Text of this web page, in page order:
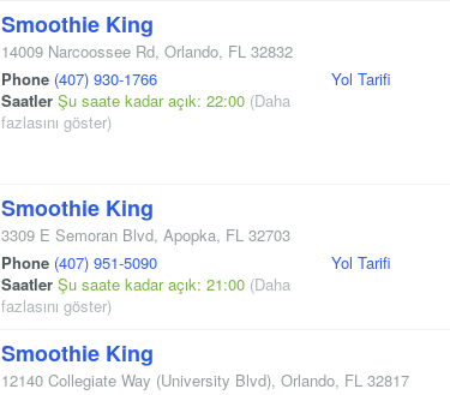
Smoothie King
14009 Narcoossee Rd, Orlando, FL 32832
Phone (407) 930-1766
Saatler Şu saate kadar açık: 22:00 (Daha
fazlasını göster)
Yol Tarifi
Smoothie King
3309 E Semoran Blvd, Apopka, FL 32703
Phone (407) 951-5090
Saatler Şu saate kadar açık: 21:00 (Daha
fazlasını göster)
Yol Tarifi
Smoothie King
12140 Collegiate Way (University Blvd), Orlando, FL 32817